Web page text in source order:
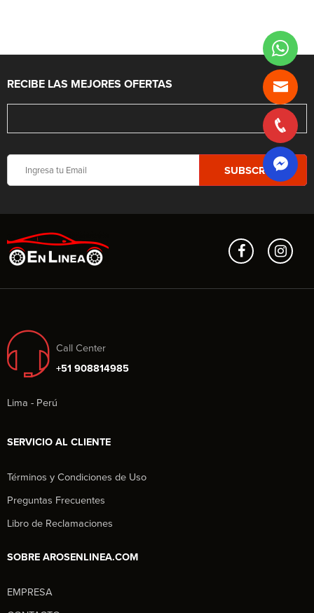
RECIBE LAS MEJORES OFERTAS
Call Center
+51 908814985
Lima - Perú
SERVICIO AL CLIENTE
Términos y Condiciones de Uso
Preguntas Frecuentes
Libro de Reclamaciones
SOBRE AROSENLINEA.COM
EMPRESA